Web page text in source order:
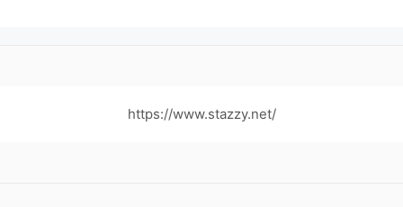
https://www.stazzy.net/